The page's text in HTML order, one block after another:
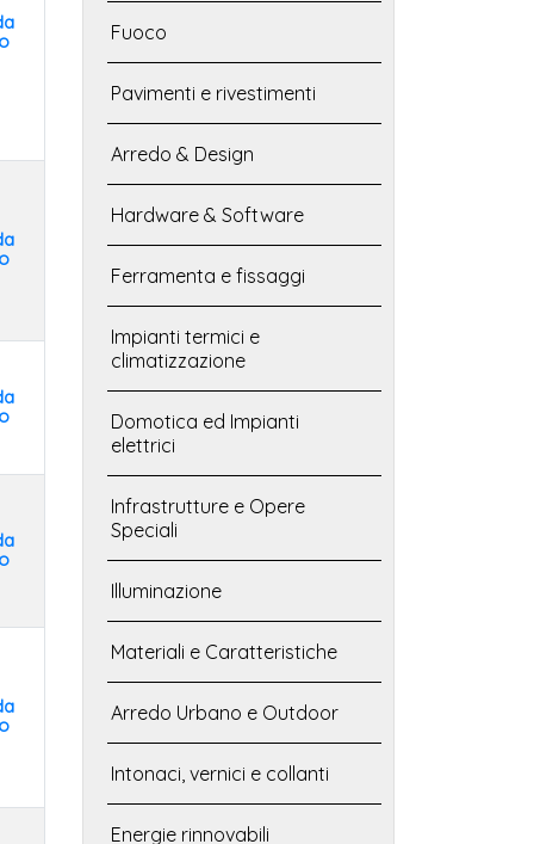
Fuoco
Pavimenti e rivestimenti
Arredo & Design
Hardware & Software
Ferramenta e fissaggi
Impianti termici e
climatizzazione
Domotica ed Impianti
elettrici
Infrastrutture e Opere
Speciali
Illuminazione
Materiali e Caratteristiche
Arredo Urbano e Outdoor
Intonaci, vernici e collanti
Energie rinnovabili